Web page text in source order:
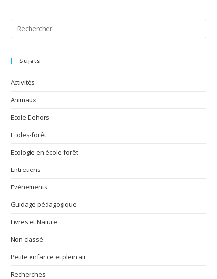
Sujets
Activités
Animaux
Ecole Dehors
Ecoles-forêt
Ecologie en école-forêt
Entretiens
Evènements
Guidage pédagogique
Livres et Nature
Non classé
Petite enfance et plein air
Recherches